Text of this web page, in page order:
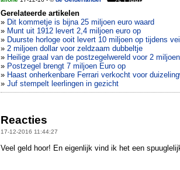
Gerelateerde artikelen
» Dit kommetje is bijna 25 miljoen euro waard
» Munt uit 1912 levert 2,4 miljoen euro op
» Duurste horloge ooit levert 10 miljoen op tijdens
» 2 miljoen dollar voor zeldzaam dubbeltje
» Heilige graal van de postzegelwereld voor 2
» Postzegel brengt 7 miljoen Euro op
» Haast onherkenbare Ferrari verkocht voor
» Juf stempelt leerlingen in gezicht
Reacties
17-12-2016 11:44:27
Veel geld hoor! En eigenlijk vind ik het een